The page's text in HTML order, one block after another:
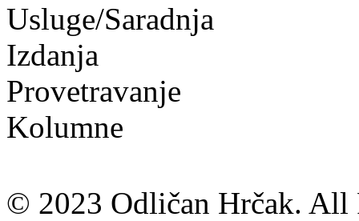
Usluge/Saradnja
Izdanja
Provetravanje
Kolumne
© 2023 Odličan Hrčak. All